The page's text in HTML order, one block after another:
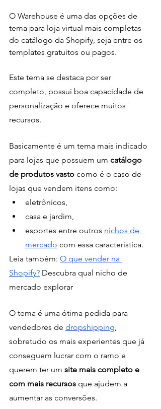
O Warehouse é uma das opções de
tema para loja virtual mais completas
do catálogo da Shopify, seja entre os
templates gratuitos ou pagos.
Este tema se destaca por ser
completo, possui boa capacidade de
personalização e oferece muitos
recursos.
Basicamente é um tema mais indicado
para lojas que possuem um catálogo
de produtos vasto como é o caso de
lojas que vendem itens como:
eletrônicos,
casa e jardim,
esportes entre outros nichos de
mercado com essa característica.
Leia também: O que vender na
Shopify? Descubra qual nicho de
mercado explorar
O tema é uma ótima pedida para
vendedores de dropshipping,
sobretudo os mais experientes que já
conseguem lucrar com o ramo e
querem ter um site mais completo e
com mais recursos que ajudem a
aumentar as conversões.